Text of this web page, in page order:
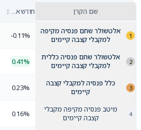
שם הקרן ▲
▼
אלטשולר שחם פנסיה מקיפה
למקבלי קצבה קיימים
-0.11%
אלטשולר שחם פנסיה כללית
למקבלי קצבה קיימים
0.41%
כלל פנסיה למקבלי קצבה
קיימים
0.23%
מיטב פנסיה מקיפה מקבלי
קצבה קיימים
0.16%